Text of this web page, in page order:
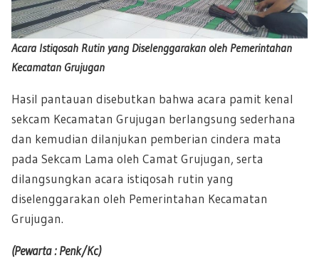
Acara Istiqosah Rutin yang Diselenggarakan oleh Pemerintahan
Kecamatan Grujugan
Hasil pantauan disebutkan bahwa acara pamit kenal
sekcam Kecamatan Grujugan berlangsung sederhana
dan kemudian dilanjukan pemberian cindera mata
pada Sekcam Lama oleh Camat Grujugan, serta
dilangsungkan acara istiqosah rutin yang
diselenggarakan oleh Pemerintahan Kecamatan
Grujugan.
(Pewarta : Penk/Kc)